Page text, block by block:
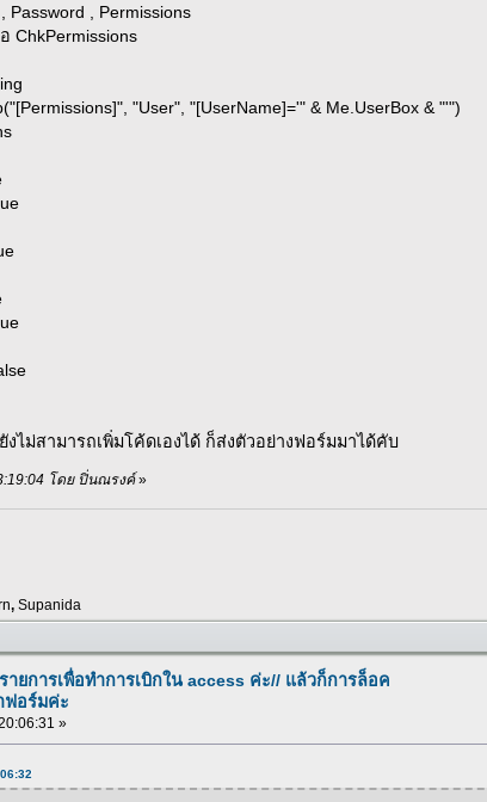
, Permissions
"User", "[UserName]='" & Me.UserBox & "'")
ไม่สามารถเพิ่มโค้ดเองได้ ก็ส่งตัวอย่างฟอร์มมาได้คับ
โดย ปิ่นณรงค์»
,Supanida
ายการเพื่อทำการเบิกใน access ค่ะ// แล้วก็การล็อค
ฟอร์มค่ะ
»